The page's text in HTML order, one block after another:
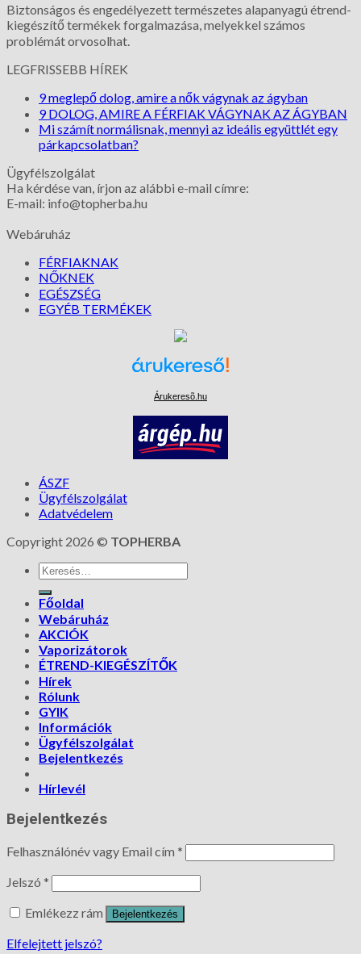
Biztonságos és engedélyezett természetes alapanyagú étrend-
kiegészítő termékek forgalmazása, melyekkel számos
problémát orvosolhat.
LEGFRISSEBB HÍREK
9 meglepő dolog, amire a nők vágynak az ágyban
9 DOLOG, AMIRE A FÉRFIAK VÁGYNAK AZ ÁGYBAN
Mi számít normálisnak, mennyi az ideális együttlét egy
párkapcsolatban?
Ügyfélszolgálat
Ha kérdése van, írjon az alábbi e-mail címre:
E-mail: info@topherba.hu
Webáruház
FÉRFIAKNAK
NŐKNEK
EGÉSZSÉG
EGYÉB TERMÉKEK
Árukeresõ.hu
ÁSZF
Ügyfélszolgálat
Adatvédelem
Copyright 2026 © TOPHERBA
Főoldal
Webáruház
AKCIÓK
Vaporizátorok
ÉTREND-KIEGÉSZÍTŐK
Hírek
Rólunk
GYIK
Információk
Ügyfélszolgálat
Bejelentkezés
Hírlevél
Bejelentkezés
Felhasználónév vagy Email cím *
Jelszó *
Emlékezz rám
Bejelentkezés
Elfelejtett jelszó?